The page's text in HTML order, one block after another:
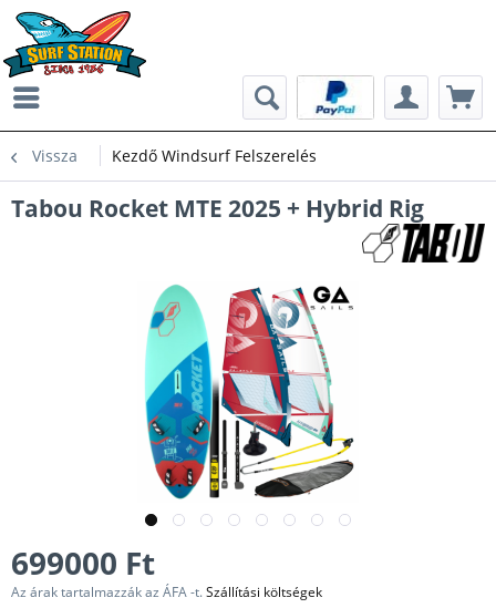
Vissza Kezdő Windsurf Felszerelés
Tabou Rocket MTE 2025 + Hybrid Rig
699000 Ft
Az árak tartalmazzák az ÁFA -t.Szállítási költségek